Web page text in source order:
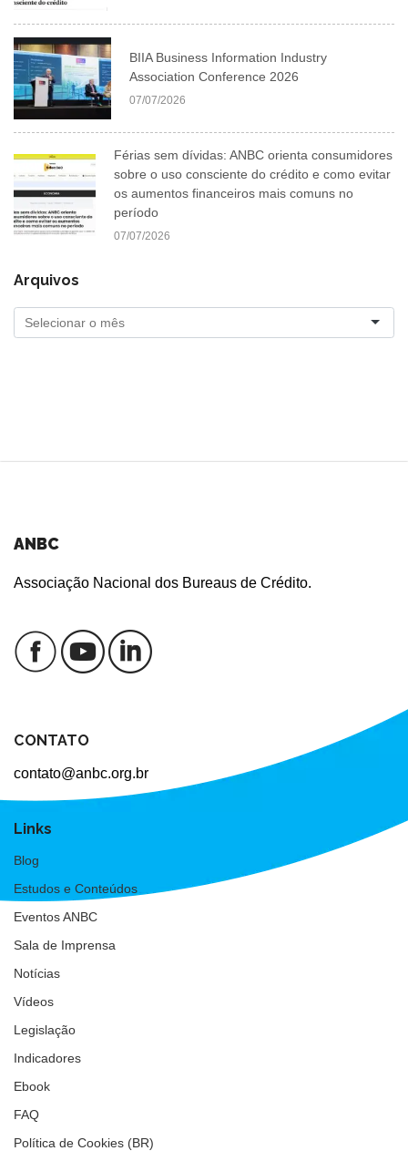
BIIA Business Information Industry
Association Conference 2026
07/07/2026
Férias sem dívidas: ANBC orienta consumidores
sobre o uso consciente do crédito e como evitar
os aumentos financeiros mais comuns no
período
07/07/2026
Arquivos
ANBC
Associação Nacional dos Bureaus de Crédito.
CONTATO
contato@anbc.org.br
Links
Blog
Estudos e Conteúdos
Eventos ANBC
Sala de Imprensa
Notícias
Vídeos
Legislação
Indicadores
Ebook
FAQ
Política de Cookies (BR)